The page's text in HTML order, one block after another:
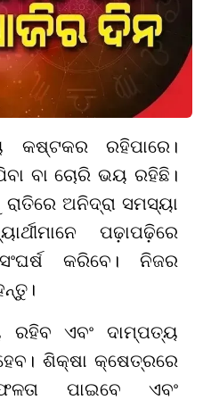
କଷ୍ଟକର ରହିପାରେ।
ବା ଚୋରି ଭୟ ରହିଛି।
ଅନିଦ୍ରା ସମସ୍ୟା
ପଢ଼ାପଢ଼ିରେ
କରିବେ। ନିଜର
ଏବଂ ଦାମ୍ପତ୍ୟ
ଶିକ୍ଷା କ୍ଷେତ୍ରରେ
ପାଇବେ ଏବଂ